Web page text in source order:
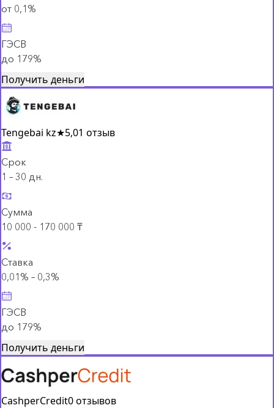
от 0,1%
ГЭСВ
до 179%
Получить деньги
Tengebai kz★5,01 отзыв
Срок
1 – 30 дн.
Сумма
10 000 - 170 000 ₸
Ставка
0,01% – 0,3%
ГЭСВ
до 179%
Получить деньги
CashperCredit0 отзывов